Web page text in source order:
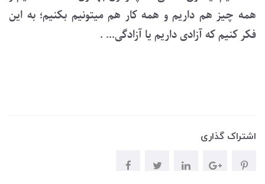
همه چیز هم داریم و همه کار هم میتونیم بکنیم؛ به این
فکر کنیم که آزادی داریم یا آزادگی... .
اشتراک گذاری